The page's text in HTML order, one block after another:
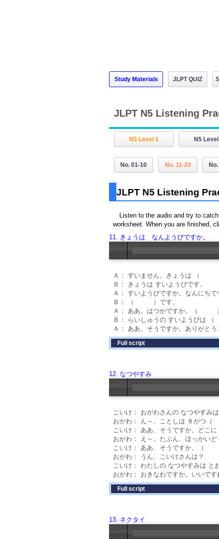
Study Materials JLPT QUIZ
JLPT N5 Listening
N5 Level 1 N5
No. 01-10 No. 11-20
JLPT N5 Listening
Listen to the audio and try to
worksheet. When you are finished,
11. きょうは なんようびですか。
Ａ： すいません。きょうは （
Ｂ： きょうは すいようびです。
Ａ： すいようびですか。なんにちで
Ｂ： （ ）です。
Ａ： ああ。はつかですか。（ ）
Ｂ： らいしゅうの すいようびは
Ａ： ああ、そうですか。ありがとう
Full script
12. なつやすみ
こいけ： おがわさんの なつやすみ
おがわ： ん～、ことしは ８
こいけ： ああ、そうですか。どこに
おがわ： え～。たぶん、ほっかいど
こいけ： ああ、そうですか。（
おがわ： うん、こいけさんは？
こいけ： わたしの なつやすみは
おがわ： おきなわですか。いいです
Full script
13. ネクタイ